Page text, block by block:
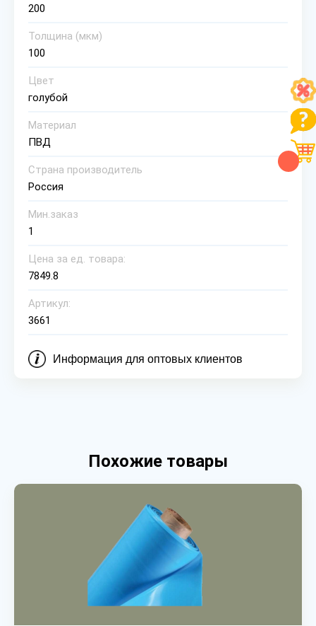
200
Толщина (мкм)
100
Цвет
голубой
Материал
ПВД
Страна производитель
Россия
Мин.заказ
1
Цена за ед. товара:
7849.8
Артикул:
3661
Информация для оптовых клиентов
Похожие товары